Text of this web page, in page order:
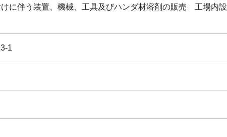
に伴う装置、機械、工具及びハンダ材溶剤の販売 工場内設
1